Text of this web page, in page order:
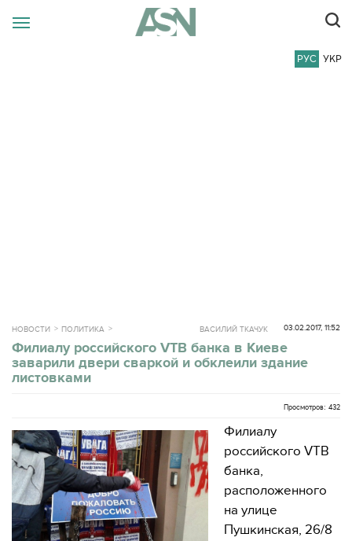
РУС УКР
НОВОСТИ ПОЛИТИКА 03.02.2017, 11:52
ВАСИЛИЙ ТКАЧУК
Филиалу российского VTB банка в Киеве
заварили двери сваркой и обклеили здание
листовками
Просмотров: 432
Филиалу
российского VTB
банка,
расположенного
на улице
Пушкинская, 26/8